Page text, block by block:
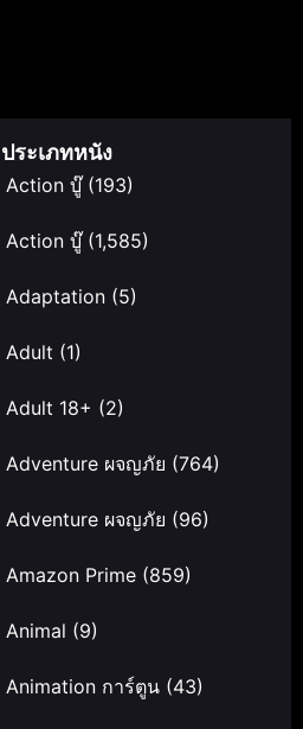
ประเภทหนัง
Action บู๊(193)
Action บู๊(1,585)
Adaptation (5)
Adult (1)
Adult 18+ (2)
Adventure ผจญภัย (764)
Adventure ผจญภัย (96)
Amazon Prime (859)
Animal (9)
Animation การ์ตูน (43)